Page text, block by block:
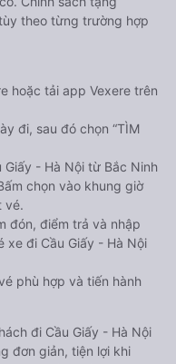
theo từng trường hợp
hoặc tải app Vexere trên
đi, sau đó chọn “TÌM
- Hà Nội từ Bắc Ninh
chọn vào khung giờ
vé.
đón, điểm trả và nhập
xe đi Cầu Giấy - Hà Nội
phù hợp và tiến hành
đi Cầu Giấy - Hà Nội
đơn giản, tiện lợi khi